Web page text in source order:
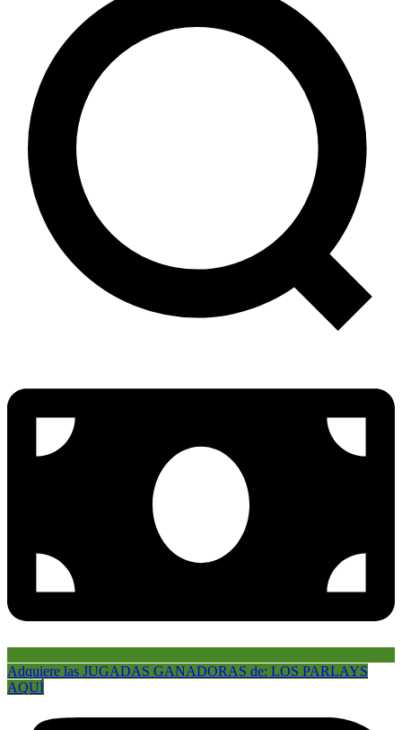
Adquiere las JUGADAS GANADORAS de: LOS PARLAYS
AQUÍ